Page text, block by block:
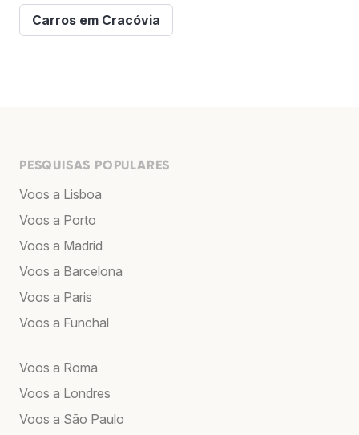
Carros em Cracóvia
PESQUISAS POPULARES
Voos a Lisboa
Voos a Porto
Voos a Madrid
Voos a Barcelona
Voos a Paris
Voos a Funchal
Voos a Roma
Voos a Londres
Voos a São Paulo